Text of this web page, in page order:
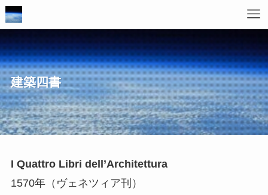
建築四書
I Quattro Libri dell’Architettura
1570年（ヴェネツィア刊）